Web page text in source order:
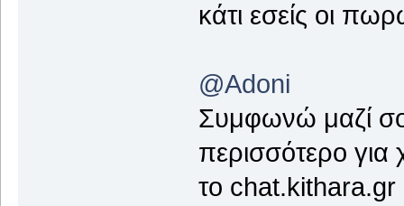
κάτι εσείς οι
@Adoni
Συμφωνώ μαζί
περισσότερο για
το chat.kithara.gr